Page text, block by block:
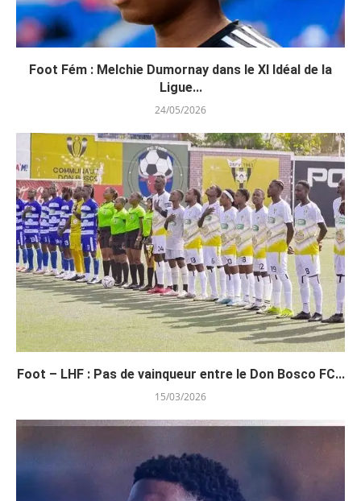
Foot Fém : Melchie Dumornay dans le XI Idéal de la
Ligue...
24/05/2026
Foot – LHF : Pas de vainqueur entre le Don Bosco FC...
15/03/2026